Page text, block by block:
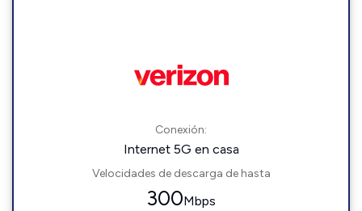
Conexión:
Internet 5G en casa
Velocidades de descarga de hasta
300Mbps